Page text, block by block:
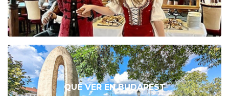
QUÉ VER EN BUDAPEST